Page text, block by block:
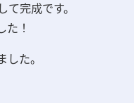
完成です。
た！
た。